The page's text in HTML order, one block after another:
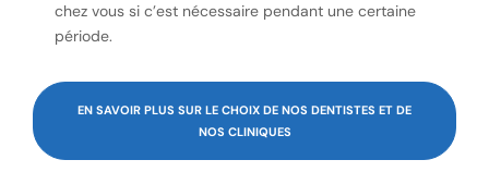
chez vous si c’est nécessaire pendant une certaine
période.
EN SAVOIR PLUS SUR LE CHOIX DE NOS DENTISTES ET DE
NOS CLINIQUES